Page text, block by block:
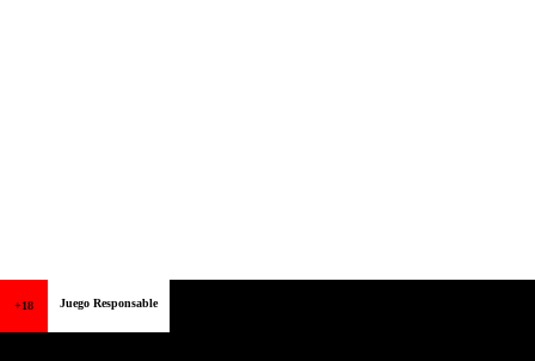
+18 Juego Responsable